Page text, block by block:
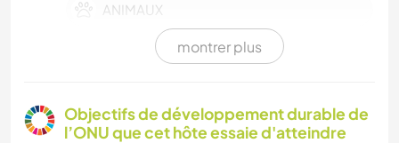
ANIMAUX
VIDÉOGRAPHIE
montrer plus
Objectifs de développement durable de
l’ONU que cet hôte essaie d'atteindre